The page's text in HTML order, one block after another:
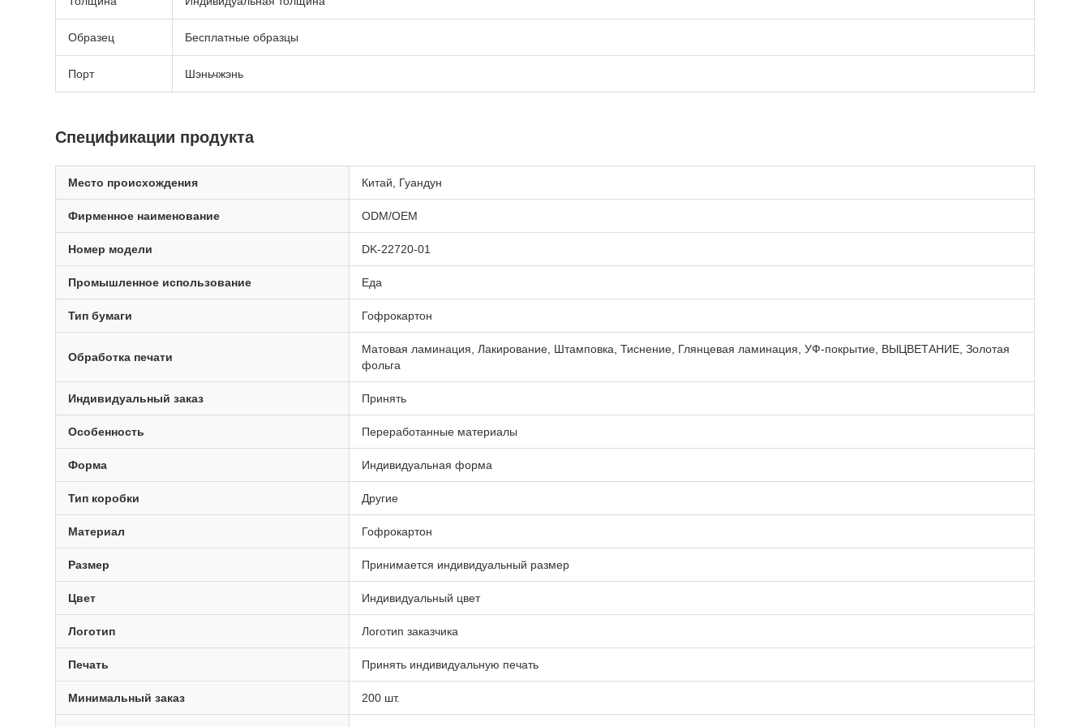
Образец Бесплатные образцы
Порт Шэньчжэнь
Спецификации продукта
Место происхождения Китай, Гуандун
Фирменное наименование ODM/OEM
Номер модели DK-22720-01
Промышленное использование Еда
Тип бумаги Гофрокартон
Обработка печати
Матовая ламинация, Лакирование, Штамповка, Тиснение, Глянцевая ламинация, УФ-покрытие, ВЫЦВЕТАНИЕ, Золотая
фольга
Индивидуальный заказ Принять
Особенность Переработанные материалы
Форма Индивидуальная форма
Тип коробки Другие
Материал Гофрокартон
Размер Принимается индивидуальный размер
Цвет Индивидуальный цвет
Логотип Логотип заказчика
Печать Принять индивидуальную печать
Минимальный заказ 200 шт.